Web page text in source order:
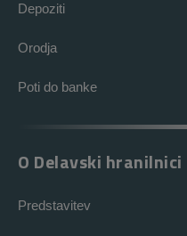
Depoziti
Orodja
Poti do banke
O Delavski hranilnici
Predstavitev